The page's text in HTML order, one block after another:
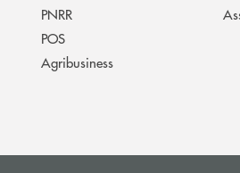
PNRR
POS
Agribusiness